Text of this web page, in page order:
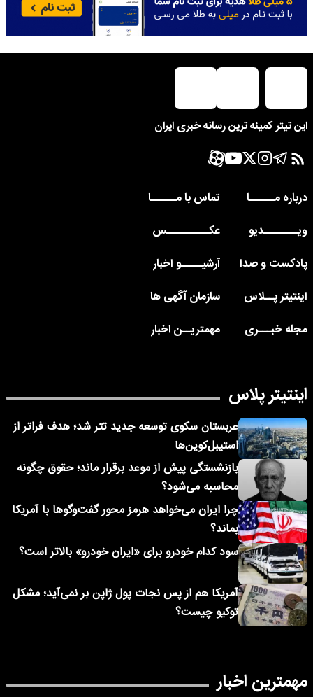
این تیتر کمینه ترین رسانه خبری ایران
درباره مــــــا
تماس با مــــــا
ویــــــــدیو
عکــــــــــس
پادکست و صدا
آرشیـــــو اخبار
اینتیتر پــلاس
سازمان آگهی ها
مجله خبـــری
مهمتریــن اخبار
اینتیتر پلاس
عربستان سکوی توسعه جدید تتر شد؛ هدف فراتر از
استیبل‌کوین‌ها
بازنشستگی پیش از موعد برقرار ماند؛ حقوق چگونه
محاسبه می‌شود؟
چرا ایران می‌خواهد هرمز محور گفت‌وگوها با آمریکا
بماند؟
سود کدام خودرو برای «ایران خودرو» بالاتر است؟
آمریکا هم از پس نجات پول ژاپن بر نمی‌آید؛ مشکل
توکیو چیست؟
مهمترین اخبار